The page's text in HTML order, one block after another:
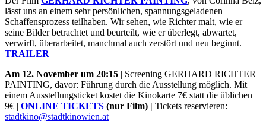
lässt uns an einem sehr persönlichen, spannungsgeladenen
Schaffensprozess teilhaben. Wir sehen, wie Richter malt, wie er
seine Bilder betrachtet und beurteilt, wie er überlegt, abwartet,
verwirft, überarbeitet, manchmal auch zerstört und neu beginnt.
TRAILER
Am 12. November um 20:15 | Screening GERHARD RICHTER
PAINTING, davor: Führung durch die Ausstellung möglich. Mit
einem Ausstellungsticket kostet die Kinokarte 7€ statt die üblichen
9€ | ONLINE TICKETS (nur Film) | Tickets reservieren:
stadtkino@stadtkinowien.at